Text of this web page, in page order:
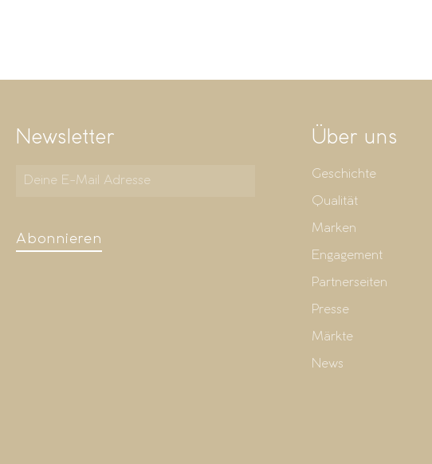
Newsletter
Abonnieren
Über uns
Geschichte
Qualität
Marken
Engagement
Partnerseiten
Presse
Märkte
News